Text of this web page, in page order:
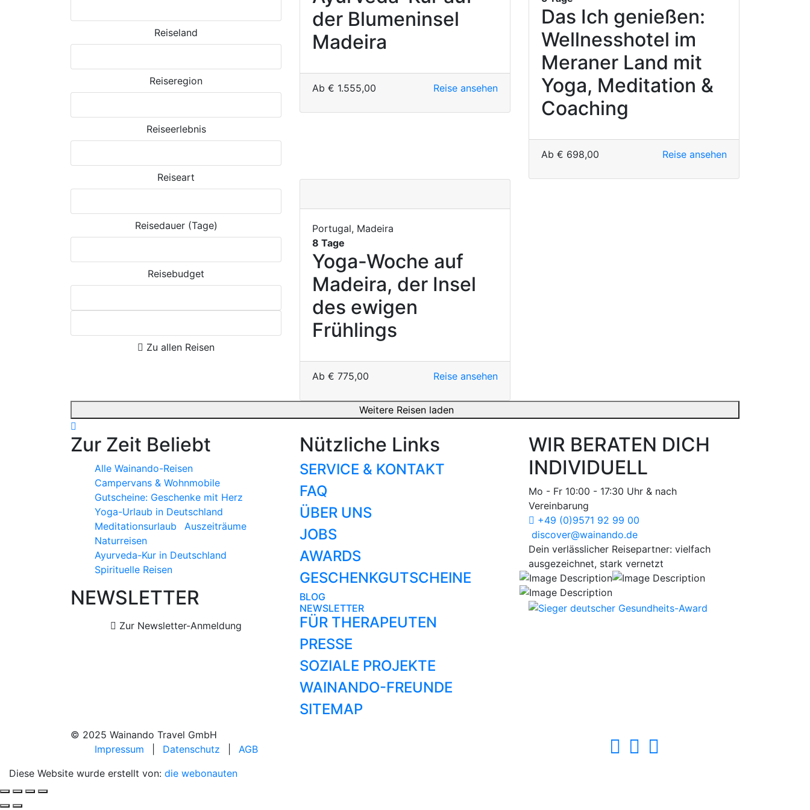
Reiseland
Reiseregion
Reiseerlebnis
Reiseart
Reisedauer (Tage)
Reisebudget
Zu allen Reisen
der Blumeninsel
Madeira
Ab € 1.555,00 Reise ansehen
Das Ich genießen:
Wellnesshotel im
Meraner Land mit
Yoga, Meditation &
Coaching
Ab € 698,00 Reise ansehen
Portugal, Madeira
8 Tage
Yoga-Woche auf
Madeira, der Insel
des ewigen
Frühlings
Ab € 775,00 Reise ansehen
Weitere Reisen laden
Zur Zeit Beliebt
Alle Wainando-Reisen
Campervans & Wohnmobile
Gutscheine: Geschenke mit Herz
Yoga-Urlaub in Deutschland
Meditationsurlaub
Auszeiträume
Naturreisen
Ayurveda-Kur in Deutschland
Spirituelle Reisen
NEWSLETTER
Zur Newsletter-Anmeldung
Nützliche Links
SERVICE & KONTAKT
FAQ
ÜBER UNS
JOBS
AWARDS
GESCHENKGUTSCHEINE
BLOG
NEWSLETTER
FÜR THERAPEUTEN
PRESSE
SOZIALE PROJEKTE
WAINANDO-FREUNDE
SITEMAP
WIR BERATEN DICH
INDIVIDUELL
Mo - Fr 10:00 - 17:30 Uhr & nach
Vereinbarung
+49 (0)9571 92 99 00
discover@wainando.de
Dein verlässlicher Reisepartner: vielfach
ausgezeichnet, stark vernetzt
© 2025 Wainando Travel GmbH
Impressum
Datenschutz
AGB
Diese Website wurde erstellt von: die webonauten